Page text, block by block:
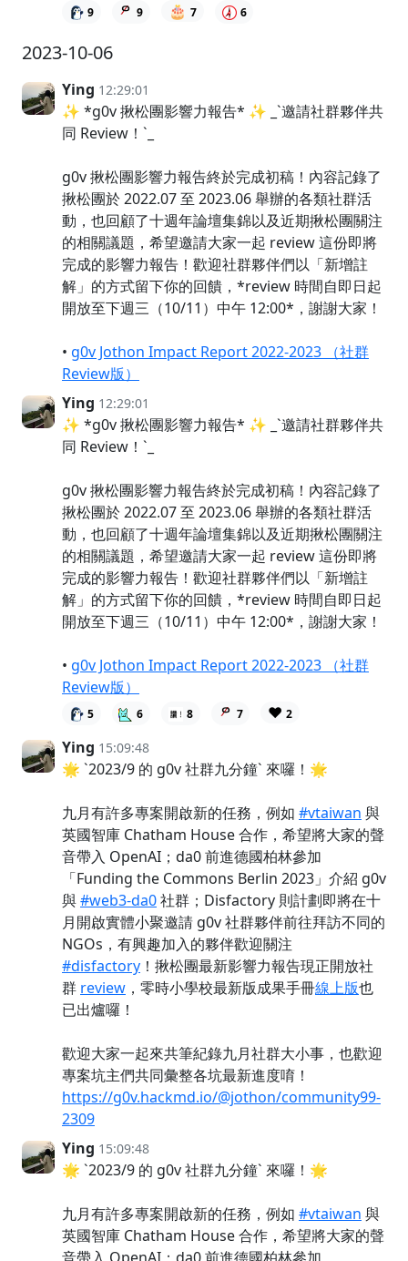
9 9 🎂 7 6
2023-10-06
Ying 12:29:01
✨ *g0v 揪松團影響力報告* ✨ _`邀請社群夥伴共
同 Review！`_
g0v 揪松團影響力報告終於完成初稿！內容記錄了
揪松團於 2022.07 至 2023.06 舉辦的各類社群活
動，也回顧了十週年論壇集錦以及近期揪松團關注
的相關議題，希望邀請大家一起 review 這份即將
完成的影響力報告！歡迎社群夥伴們以「新增註
解」的方式留下你的回饋，*review 時間自即日起
開放至下週三（10/11）中午 12:00*，謝謝大家！
• g0v Jothon Impact Report 2022-2023 （社群
Review版）
Ying 12:29:01
✨ *g0v 揪松團影響力報告* ✨ _`邀請社群夥伴共
同 Review！`_
g0v 揪松團影響力報告終於完成初稿！內容記錄了
揪松團於 2022.07 至 2023.06 舉辦的各類社群活
動，也回顧了十週年論壇集錦以及近期揪松團關注
的相關議題，希望邀請大家一起 review 這份即將
完成的影響力報告！歡迎社群夥伴們以「新增註
解」的方式留下你的回饋，*review 時間自即日起
開放至下週三（10/11）中午 12:00*，謝謝大家！
• g0v Jothon Impact Report 2022-2023 （社群
Review版）
5 6 8 7 ❤️ 2
Ying 15:09:48
🌟 `2023/9 的 g0v 社群九分鐘` 來囉！🌟
九月有許多專案開啟新的任務，例如 #vtaiwan 與
英國智庫 Chatham House 合作，希望將大家的聲
音帶入 OpenAI；da0 前進德國柏林參加
「Funding the Commons Berlin 2023」介紹 g0v
與#web3-da0社群；Disfactory 則計劃即將在十
月開啟實體小聚邀請 g0v 社群夥伴前往拜訪不同的
NGOs，有興趣加入的夥伴歡迎關注
#disfactory ！揪松團最新影響力報告現正開放社
群 review ，零時小學校最新版成果手冊線上版也
已出爐囉！
歡迎大家一起來共筆紀錄九月社群大小事，也歡迎
專案坑主們共同彙整各坑最新進度唷！
https://g0v.hackmd.io/@jothon/community99-
2309
Ying 15:09:48
🌟 `2023/9 的 g0v 社群九分鐘` 來囉！🌟
九月有許多專案開啟新的任務，例如 #vtaiwan 與
英國智庫 Chatham House 合作，希望將大家的聲